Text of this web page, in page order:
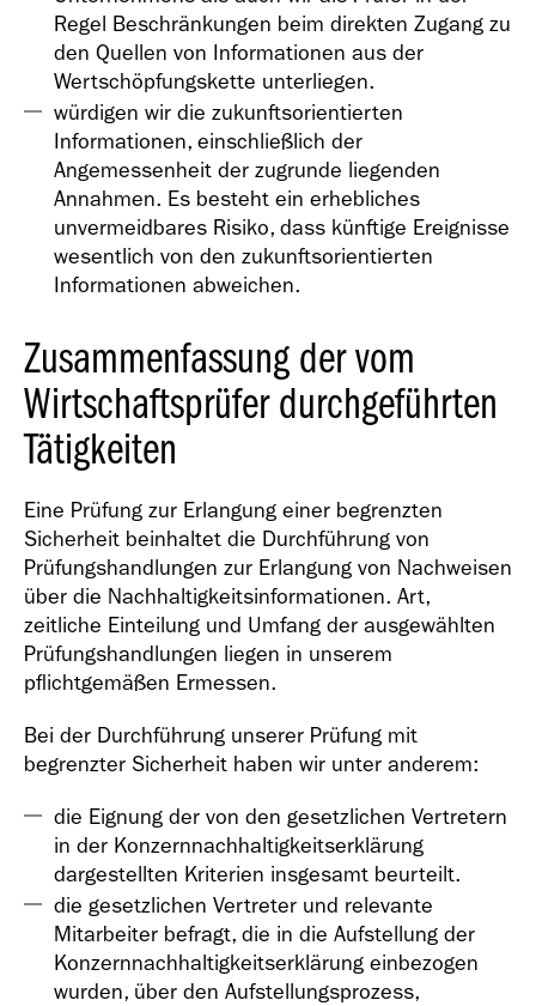
Regel Beschränkungen beim direkten Zugang zu
den Quellen von Informationen aus der
Wertschöpfungskette unterliegen.
würdigen wir die zukunftsorientierten
Informationen, einschließlich der
Angemessenheit der zugrunde liegenden
Annahmen. Es besteht ein erhebliches
unvermeidbares Risiko, dass künftige Ereignisse
wesentlich von den zukunftsorientierten
Informationen abweichen.
Zusammenfassung der vom
Wirtschaftsprüfer durchgeführten
Tätigkeiten
Eine Prüfung zur Erlangung einer begrenzten
Sicherheit beinhaltet die Durchführung von
Prüfungshandlungen zur Erlangung von Nachweisen
über die Nachhaltigkeitsinformationen. Art,
zeitliche Einteilung und Umfang der ausgewählten
Prüfungshandlungen liegen in unserem
pflichtgemäßen Ermessen.
Bei der Durchführung unserer Prüfung mit
begrenzter Sicherheit haben wir unter anderem:
die Eignung der von den gesetzlichen Vertretern
in der Konzernnachhaltigkeitserklärung
dargestellten Kriterien insgesamt beurteilt.
die gesetzlichen Vertreter und relevante
Mitarbeiter befragt, die in die Aufstellung der
Konzernnachhaltigkeitserklärung einbezogen
wurden, über den Aufstellungsprozess,